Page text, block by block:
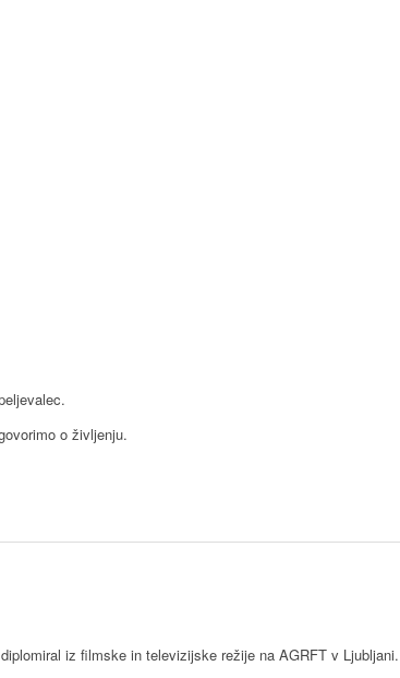
o življenju.
iz filmske in televizijske režije na AGRFT v